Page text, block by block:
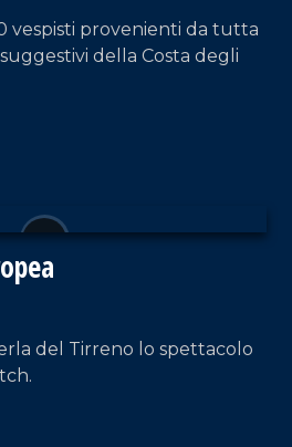
vespisti provenienti da tutta
della Costa degli
del Tirreno lo spettacolo